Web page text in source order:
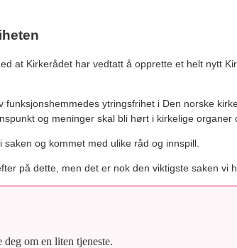
at Kirkerådet har vedtatt å opprette et helt nytt
funksjonshemmedes ytringsfrihet i Den norske
og meninger skal bli hørt i kirkelige organer
og kommet med ulike råd og innspill.
på dette, men det er nok den viktigste saken vi
om en liten tjeneste.